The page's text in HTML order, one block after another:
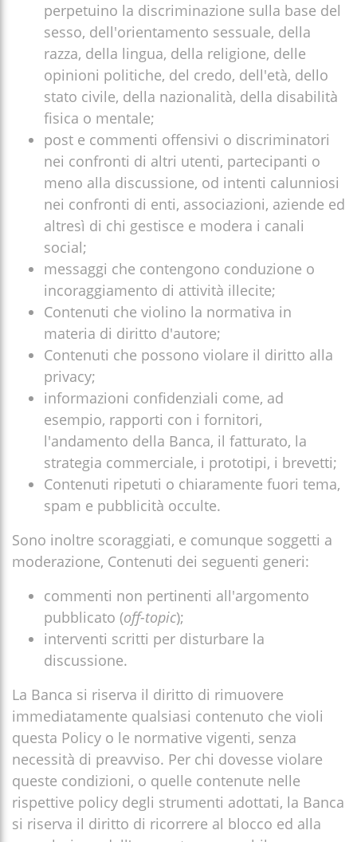
perpetuino la discriminazione sulla base del
sesso, dell'orientamento sessuale, della
razza, della lingua, della religione, delle
opinioni politiche, del credo, dell'età, dello
stato civile, della nazionalità, della disabilità
fisica o mentale;
post e commenti offensivi o discriminatori
nei confronti di altri utenti, partecipanti o
meno alla discussione, od intenti calunniosi
nei confronti di enti, associazioni, aziende ed
altresì di chi gestisce e modera i canali
social;
messaggi che contengono conduzione o
incoraggiamento di attività illecite;
Contenuti che violino la normativa in
materia di diritto d'autore;
Contenuti che possono violare il diritto alla
privacy;
informazioni confidenziali come, ad
esempio, rapporti con i fornitori,
l'andamento della Banca, il fatturato, la
strategia commerciale, i prototipi, i brevetti;
Contenuti ripetuti o chiaramente fuori tema,
spam e pubblicità occulte.
Sono inoltre scoraggiati, e comunque soggetti a
moderazione, Contenuti dei seguenti generi:
commenti non pertinenti all'argomento
pubblicato (off-topic);
interventi scritti per disturbare la
discussione.
La Banca si riserva il diritto di rimuovere
immediatamente qualsiasi contenuto che violi
questa Policy o le normative vigenti, senza
necessità di preavviso. Per chi dovesse violare
queste condizioni, o quelle contenute nelle
rispettive policy degli strumenti adottati, la Banca
si riserva il diritto di ricorrere al blocco ed alla